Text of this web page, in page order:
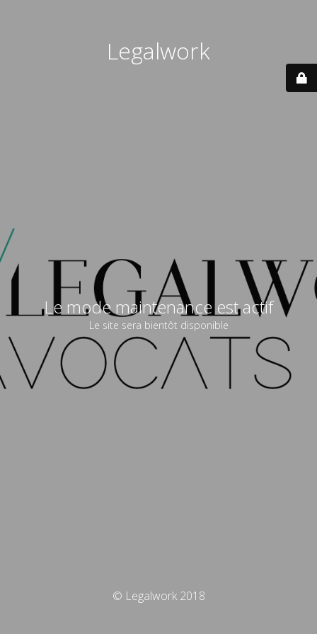
Legalwork
Le mode maintenance est actif
Le site sera bientôt disponible
© Legalwork 2018